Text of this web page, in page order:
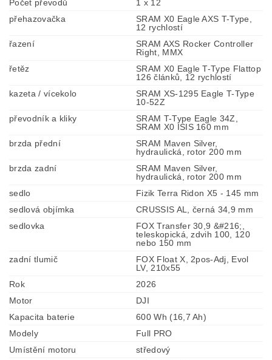
Počet převodů
1 x 12
přehazovačka
SRAM X0 Eagle AXS T-Type,
12 rychlostí
řazení
SRAM AXS Rocker Controller
Right, MMX
řetěz
SRAM X0 Eagle T-Type Flattop
126 článků, 12 rychlostí
kazeta / vícekolo
SRAM XS-1295 Eagle T-Type
10-52Z
převodník a kliky
SRAM T-Type Eagle 34Z,
SRAM X0 ISIS 160 mm
brzda přední
SRAM Maven Silver,
hydraulická, rotor 200 mm
brzda zadní
SRAM Maven Silver,
hydraulická, rotor 200 mm
sedlo
Fizik Terra Ridon X5 - 145 mm
sedlová objímka
CRUSSIS AL, černá 34,9 mm
sedlovka
FOX Transfer 30,9 &#216;,
teleskopická, zdvih 100, 120
nebo 150 mm
zadní tlumič
FOX Float X, 2pos-Adj, Evol
LV, 210x55
Rok
2026
Motor
DJI
Kapacita baterie
600 Wh (16,7 Ah)
Modely
Full PRO
Umístění motoru
středový